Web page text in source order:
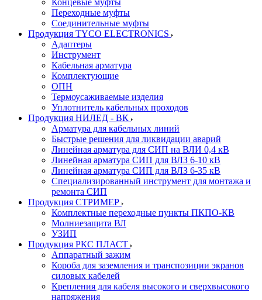
Концевые муфты
Переходные муфты
Соединительные муфты
Продукция TYCO ELECTRONICS
Адаптеры
Инструмент
Кабельная арматура
Комплектующие
ОПН
Термоусаживаемые изделия
Уплотнитель кабельных проходов
Продукция НИЛЕД - ВК
Арматура для кабельных линий
Быстрые решения для ликвидации аварий
Линейная арматура для СИП на ВЛИ 0,4 кВ
Линейная арматура СИП для ВЛЗ 6-10 кВ
Линейная арматура СИП для ВЛЗ 6-35 кВ
Специализированный инструмент для монтажа и
ремонта СИП
Продукция СТРИМЕР
Комплектные переходные пункты ПКПО-КВ
Молниезащита ВЛ
УЗИП
Продукция РКС ПЛАСТ
Аппаратный зажим
Короба для заземления и транспозиции экранов
силовых кабелей
Крепления для кабеля высокого и сверхвысокого
напряжения